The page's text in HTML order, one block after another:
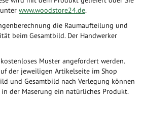
www.woodstore24.de.
die Raumaufteilung und
beim Gesamtbild. Der Handwerker
Muster angefordert werden.
der jeweiligen Artikelseite im Shop
und Gesamtbild nach Verlegung können
der Maserung ein natürliches Produkt.